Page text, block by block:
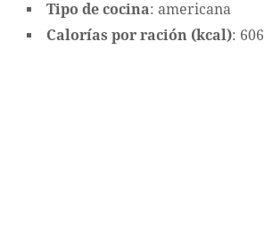
Tipo de cocina: americana
Calorías por ración (kcal): 606